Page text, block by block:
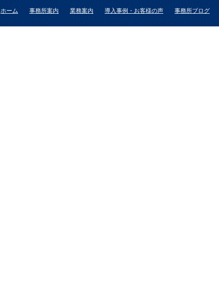
ホーム 事務所案内 業務案内 導入事例・お客様の声 事務所ブログ